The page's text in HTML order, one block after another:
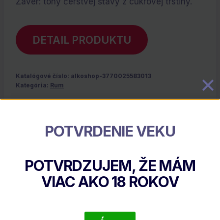
DETAIL PRODUKTU
Katalógové číslo: alkoshop-3770025583013
Kategória: Rum
Štvorročný rum 3 Star je súčasťou
pôvodnej kolekcie, ktorú vyvinul Dupré
systémom hodnotenia, kde *** (tri
POTVRDENIE VEKU
POTVRDZUJEM, ŽE MÁM
VIAC AKO18 ROKOV